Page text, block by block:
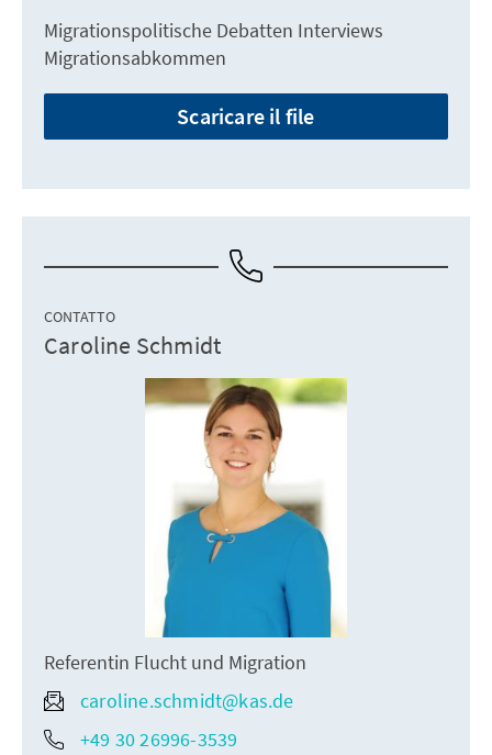
Migrationspolitische Debatten Interviews
Migrationsabkommen
Scaricare il file
CONTATTO
Caroline Schmidt
Referentin Flucht und Migration
caroline.schmidt@kas.de
+49 30 26996-3539